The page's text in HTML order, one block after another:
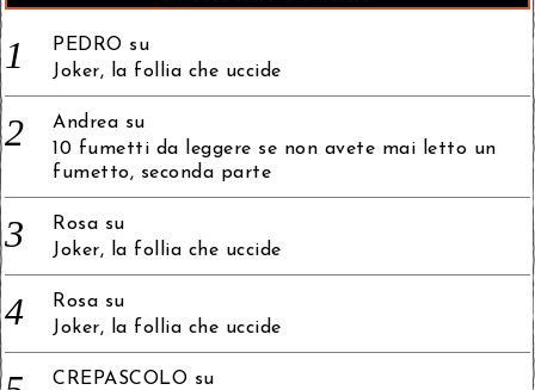
PEDRO su
Joker, la follia che uccide
Andrea su
10 fumetti da leggere se non avete mai letto un
fumetto, seconda parte
Rosa su
Joker, la follia che uccide
Rosa su
Joker, la follia che uccide
CREPASCOLO su